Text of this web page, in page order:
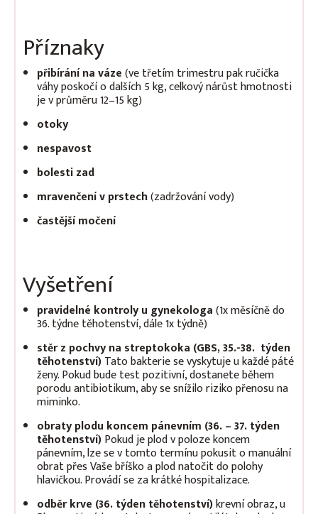
Příznaky
přibírání na váze(ve třetím trimestru pak ručička
váhy poskočí o dalších 5 kg, celkový nárůst hmotnosti
je v průměru 12–15 kg)
otoky
nespavost
bolesti zad
mravenčení v prstech(zadržování vody)
častější močení
Vyšetření
pravidelné kontroly u gynekologa(1x měsíčně do
36. týdne těhotenství, dále 1x týdně)
stěr z pochvyna streptokoka (GBS, 35.-38. týden
těhotenství)Tato bakterie se vyskytuje u každé páté
ženy. Pokud bude test pozitivní, dostanete během
porodu antibiotikum, aby se snížilo riziko přenosu na
miminko.
obraty plodu koncem pánevním (36. – 37. týden
těhotenství)Pokud je plod v poloze koncem
pánevním, lze se v tomto termínu pokusit o manuální
obrat přes Vaše bříško a plod natočit do polohy
hlavičkou. Provádí se za krátké hospitalizace.
odběr krve (36. týden těhotenství)krevní obraz, u